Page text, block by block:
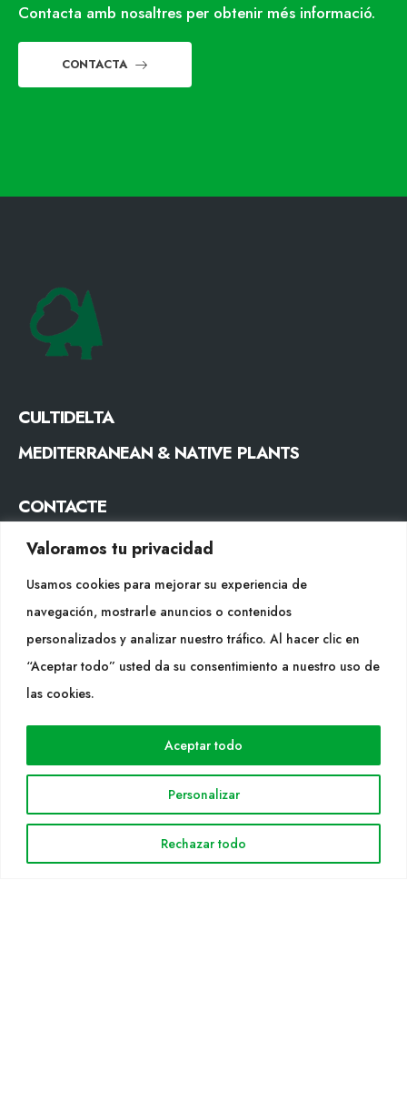
Valoramos tu privacidad
Usamos cookies para mejorar su experiencia de
navegación, mostrarle anuncios o contenidos
personalizados y analizar nuestro tráfico. Al hacer clic en
“Aceptar todo” usted da su consentimiento a nuestro uso de
las cookies.
Personalizar
Rechazar todo
Aceptar todo
Contacta amb nosaltres per obtenir més informació.
CONTACTA
CULTIDELTA
MEDITERRANEAN & NATIVE PLANTS
CONTACTE
Tel. +34 977053013
SEGUEIX-NOS
WEB
Cultidelta
Espècies
Notícies